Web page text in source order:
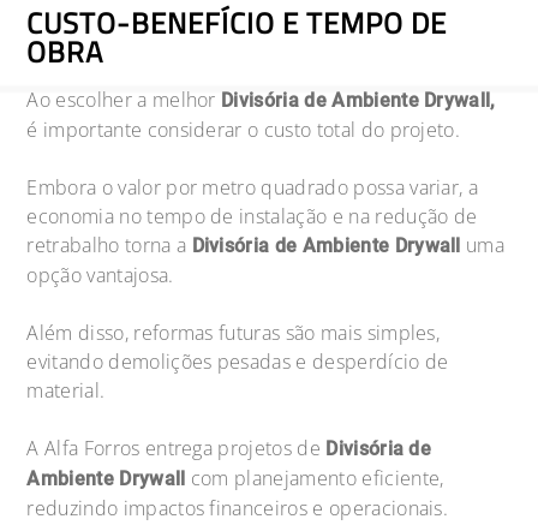
CUSTO-BENEFÍCIO E TEMPO DE
OBRA
Ao escolher a melhor Divisória de Ambiente Drywall,
é importante considerar o custo total do projeto.
Embora o valor por metro quadrado possa variar, a
economia no tempo de instalação e na redução de
retrabalho torna a Divisória de Ambiente Drywall uma
opção vantajosa.
Além disso, reformas futuras são mais simples,
evitando demolições pesadas e desperdício de
material.
A Alfa Forros entrega projetos de Divisória de
Ambiente Drywall com planejamento eficiente,
reduzindo impactos financeiros e operacionais.